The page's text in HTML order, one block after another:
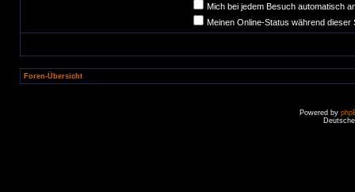
Mich bei jedem Besuch automatisch
Meinen Online-Status während dieser
Foren-Übersicht
Powered by